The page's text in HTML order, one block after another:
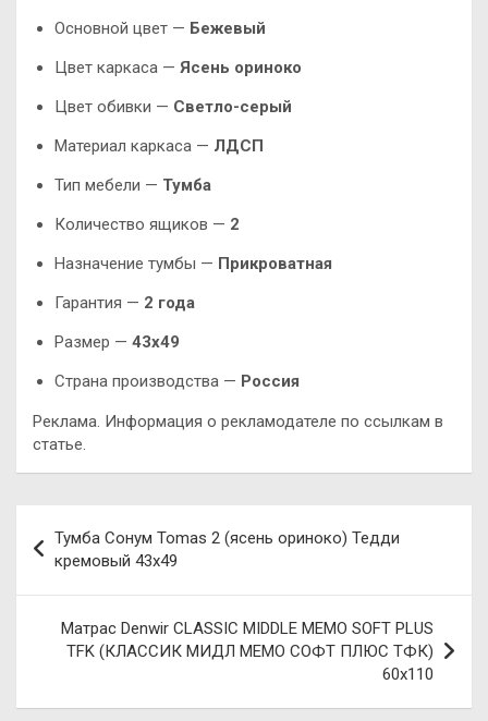
Основной цвет — Бежевый
Цвет каркаса — Ясень ориноко
Цвет обивки — Светло-серый
Материал каркаса — ЛДСП
Тип мебели — Тумба
Количество ящиков — 2
Назначение тумбы — Прикроватная
Гарантия — 2 года
Размер — 43х49
Страна производства — Россия
Реклама. Информация о рекламодателе по ссылкам в
статье.
по
записям
Тумба Сонум Tomas 2 (ясень ориноко) Тедди
кремовый 43х49
Матрас Denwir CLASSIC MIDDLE MEMO SOFT PLUS
TFK (КЛАССИК МИДЛ МЕМО СОФТ ПЛЮС ТФК)
60х110